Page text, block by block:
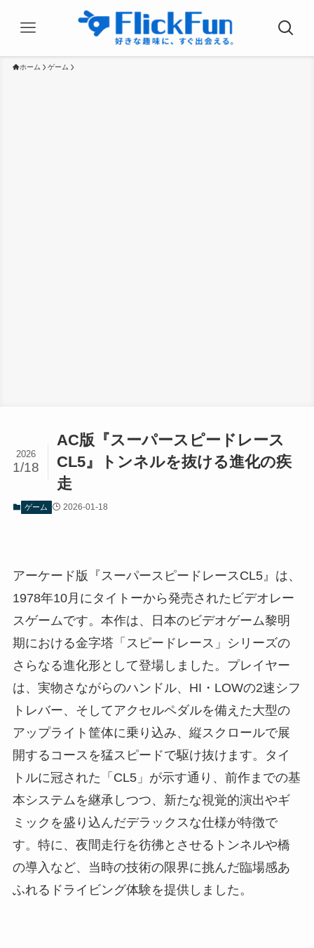
ホーム ゲーム
AC版『スーパースピードレース
CL5』トンネルを抜ける進化の疾
走
2026
1/18
ゲーム 2026-01-18
アーケード版『スーパースピードレースCL5』は、
1978年10月にタイトーから発売されたビデオレー
スゲームです。本作は、日本のビデオゲーム黎明
期における金字塔「スピードレース」シリーズの
さらなる進化形として登場しました。プレイヤー
は、実物さながらのハンドル、HI・LOWの2速シフ
トレバー、そしてアクセルペダルを備えた大型の
アップライト筐体に乗り込み、縦スクロールで展
開するコースを猛スピードで駆け抜けます。タイ
トルに冠された「CL5」が示す通り、前作までの基
本システムを継承しつつ、新たな視覚的演出やギ
ミックを盛り込んだデラックスな仕様が特徴で
す。特に、夜間走行を彷彿とさせるトンネルや橋
の導入など、当時の技術の限界に挑んだ臨場感あ
ふれるドライビング体験を提供しました。